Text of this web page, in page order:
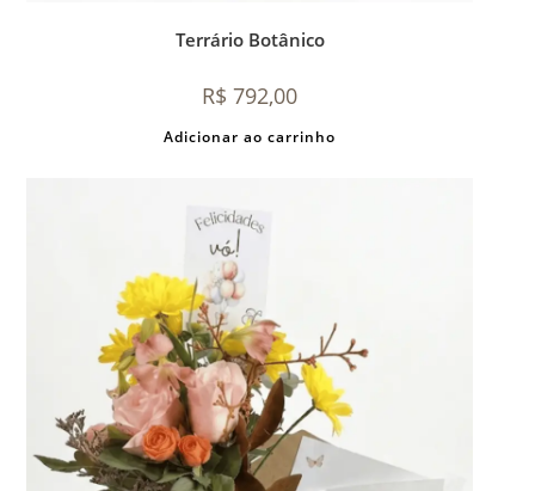
Terrário Botânico
R$ 792,00
Adicionar ao carrinho